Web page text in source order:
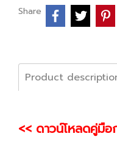
Share
Product
<< ดาวน์โหลดคู่มือ